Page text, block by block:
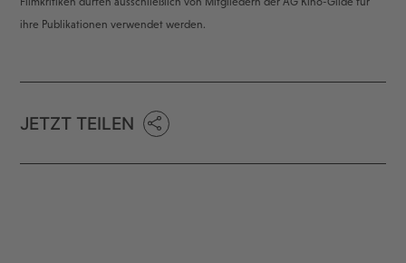
ihre Publikationen verwendet werden.
JETZT TEILEN